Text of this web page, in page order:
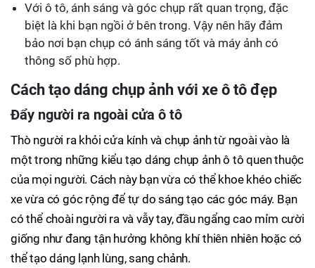
Với ô tô, ánh sáng và góc chụp rất quan trọng, đặc
biệt là khi bạn ngồi ở bên trong. Vậy nên hãy đảm
bảo nơi bạn chụp có ánh sáng tốt và máy ảnh có
thông số phù hợp.
Cách tạo dáng chụp ảnh với xe ô tô đẹp
Đẩy người ra ngoài cửa ô tô
Thò người ra khỏi cửa kính và chụp ảnh từ ngoài vào là
một trong những kiểu tạo dáng chụp ảnh ô tô quen thuộc
của mọi người. Cách này bạn vừa có thể khoe khéo chiếc
xe vừa có góc rộng để tự do sáng tạo các góc máy. Bạn
có thể choài người ra và vẫy tay, đầu ngẩng cao mỉm cười
giống như đang tận hưởng không khí thiên nhiên hoặc có
thể tạo dáng lạnh lùng, sang chảnh.